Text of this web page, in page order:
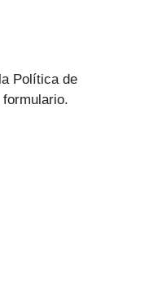
Política de